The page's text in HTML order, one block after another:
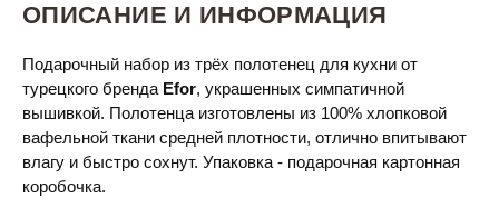
ОПИСАНИЕ И ИНФОРМАЦИЯ
Подарочный набор из трёх полотенец для кухни от
турецкого бренда Efor, украшенных симпатичной
вышивкой. Полотенца изготовлены из 100% хлопковой
вафельной ткани средней плотности, отлично впитывают
влагу и быстро сохнут. Упаковка - подарочная картонная
коробочка.